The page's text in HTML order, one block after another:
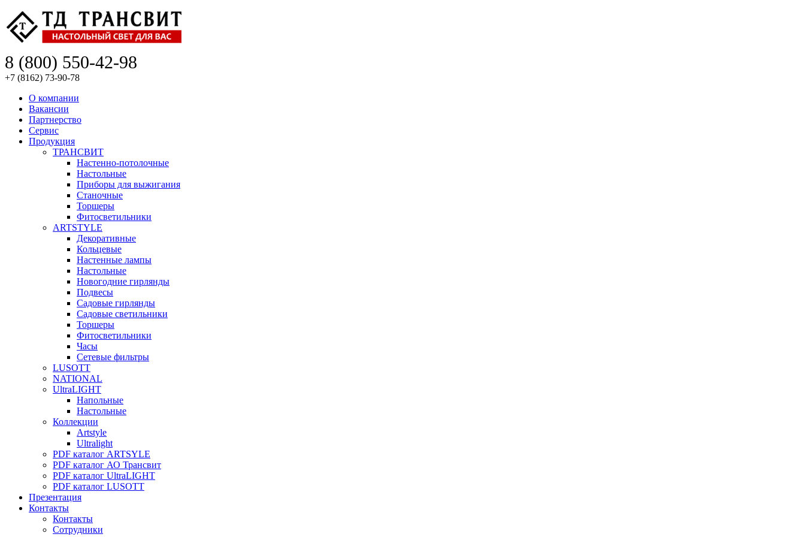
8 (800) 550-42-98
+7 (8162) 73-90-78
О компании
Вакансии
Партнерство
Сервис
Продукция
ТРАНСВИТ
Настенно-потолочные
Настольные
Приборы для выжигания
Станочные
Торшеры
Фитосветильники
ARTSTYLE
Декоративные
Кольцевые
Настенные лампы
Настольные
Новогодние гирлянды
Подвесы
Садовые гирлянды
Садовые светильники
Торшеры
Фитосветильники
Часы
Сетевые фильтры
LUSOTT
NATIONAL
UltraLIGHT
Напольные
Настольные
Коллекции
Artstyle
Ultralight
PDF каталог ARTSYLE
PDF каталог АО Трансвит
PDF каталог UltraLIGHT
PDF каталог LUSOTT
Презентация
Контакты
Контакты
Сотрудники